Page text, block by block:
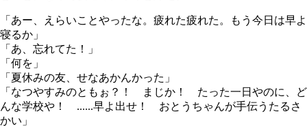
「あー、えらいことやったな。疲れた疲れた。もう今日は早よ
寝るか」
「あ、忘れてた！」
「何を」
「夏休みの友、せなあかんかった」
「なつやすみのともぉ？！ まじか！ たった一日やのに、ど
んな学校や！ ......早よ出せ！ おとうちゃんが手伝うたるさ
かい」